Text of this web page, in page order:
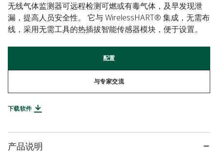
无线气体监测器可远程检测可燃或有毒气体，及早发现泄
漏，提高人员安全性。 它与 WirelessHART® 集成，无需布
线，采用无需工具的热插拔智能传感器模块，便于设置。
配置
与专家交流
下载软件
产品说明